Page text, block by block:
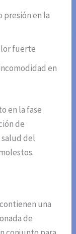
presión en la
fuerte
en
en la fase
de
del
una
de